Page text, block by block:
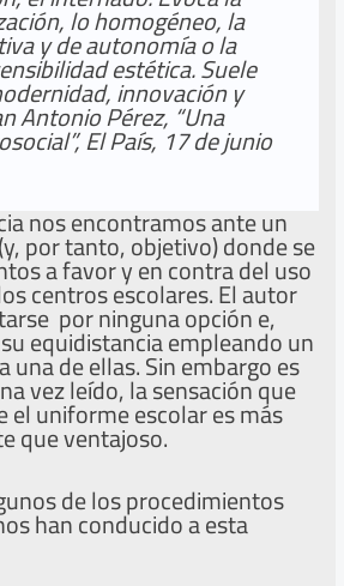
lo homogéneo, la
y de autonomía o la
estética. Suele
innovación y
Antonio Pérez, “Una
El País, 17 de junio
encontramos ante un
por tanto, objetivo) donde se
a favor y en contra del uso
centros escolares. El autor
por ninguna opción e,
equidistancia empleando un
una de ellas. Sin embargo es
vez leído, la sensación que
el uniforme escolar es más
que ventajoso.
de los procedimientos
han conducido a esta